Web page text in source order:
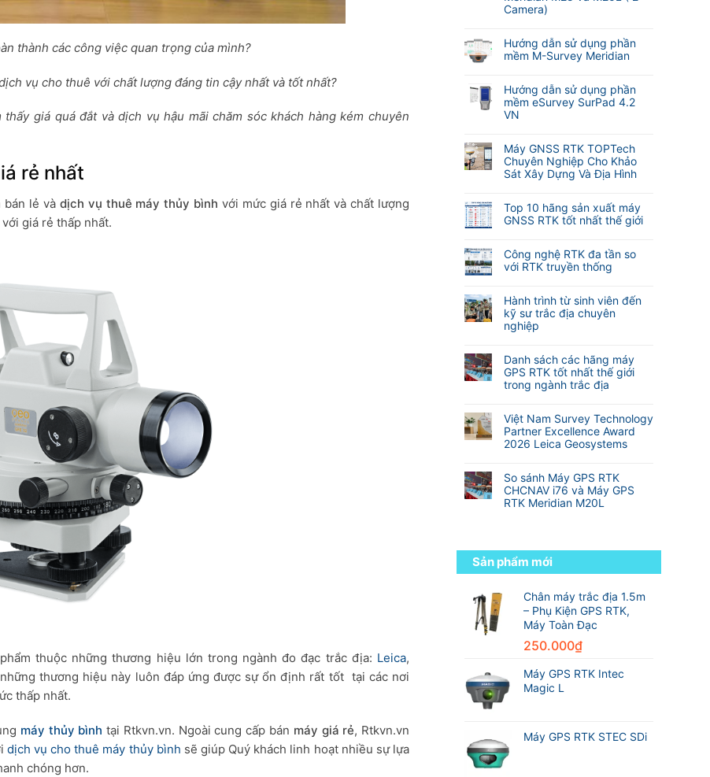
thành các công việc quan trọng của mình?
vụ cho thuê với chất lượng đáng tin cậy nhất và tốt nhất?
giá quá đắt và dịch vụ hậu mãi chăm sóc khách hàng kém chuyên
rẻ nhất
bán lẻ và dịch vụ thuê máy thủy bình với mức giá rẻ nhất và chất lượng
giá rẻ thấp nhất.
thuộc những thương hiệu lớn trong ngành đo đạc trắc địa: Leica,
thương hiệu này luôn đáp ứng được sự ổn định rất tốt tại các nơi
thấp nhất.
máy thủy bình tại Rtkvn.vn. Ngoài cung cấp bán máy giá rẻ, Rtkvn.vn
dịch vụ cho thuê máy thủy bình sẽ giúp Quý khách linh hoạt nhiều sự lựa
chóng hơn.
Camera)
có
bình
luận
Cập
nhật
tính
động
lấy
nét
đo
Laser
RTK
M25
và
2
Camera)
Hướng dẫn sử dụng phần
mềm M-Survey Meridian
có
bình
luận
ở
dẫn
sử
dụng
M-
Survey
Hướng dẫn sử dụng phần
mềm eSurvey SurPad 4.2
VN
có
bình
luận
ở
dẫn
sử
mềm
eSurvey
4.2
VN
Máy GNSS RTK TOPTech
Chuyên Nghiệp Cho Khảo
Sát Xây Dựng Và Địa Hình
có
bình
luận
Máy
GNSS
Chuyên
Nghiệp
Cho
Sát
Xây
Dựng
Và
Hình
Top 10 hãng sản xuất máy
GNSS RTK tốt nhất thế giới
có
bình
luận
Top
10
hãng
sản
máy
GNSS
RTK
nhất
thế
giới
Công nghệ RTK đa tần so
với RTK truyền thống
có
bình
luận
ở
nghệ
RTK
đa
với
RTK
truyền
Hành trình từ sinh viên đến
kỹ sư trắc địa chuyên
nghiệp
có
bình
luận
ở
trình
từ
sinh
kỹ
sư
trắc
Danh sách các hãng máy
GPS RTK tốt nhất thế giới
trong ngành trắc địa
có
bình
luận
ở
sách
các
hãng
tốt
nhất
thế
trong
ngành
Việt Nam Survey Technology
Partner Excellence Award
2026 Leica Geosystems
có
bình
luận
ở
Survey
Technology
Partner
Award
2026
Leica
Geosystems
So sánh Máy GPS RTK
CHCNAV i76 và Máy GPS
RTK Meridian M20L
luận
ở
sánh
CHCNAV
Máy
GPS
M20L
Sản phẩm mới
Chân máy trắc địa 1.5m
– Phụ Kiện GPS RTK,
Máy Toàn Đạc
250.000₫
Máy GPS RTK Intec
Magic L
Máy GPS RTK STEC SDi